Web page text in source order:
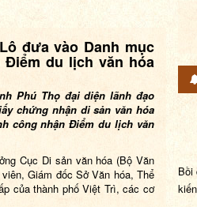
đưa vào Danh mục
du lịch văn hóa
Phú Thọ đại diện lãnh đạo
chứng nhận di sản văn hóa
công nhận Điểm du lịch văn
Cục Di sản văn hóa (Bộ Văn
Giám đốc Sở Văn hóa, Thể
của thành phố Việt Trì,các cơ